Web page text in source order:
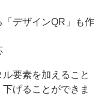
「デザインQR」も作
要素を加えること
げることができま